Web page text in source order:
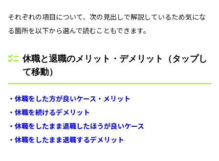
それぞれの項目について、次の見出しで解説しているため気にな
る箇所を以下から選んで読むこともできます。
休職と退職のメリット・デメリット（タップし
て移動）
・休職をした方が良いケース・メリット
・休職を続けるデメリット
・休職をしたまま退職したほうが良いケース
・休職をしたまま退職するデメリット